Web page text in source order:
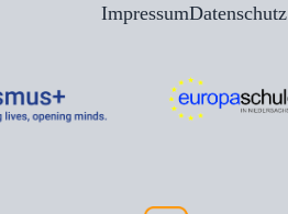
ImpressumDatenschutz